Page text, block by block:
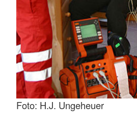
Foto: H.J. Ungeheuer